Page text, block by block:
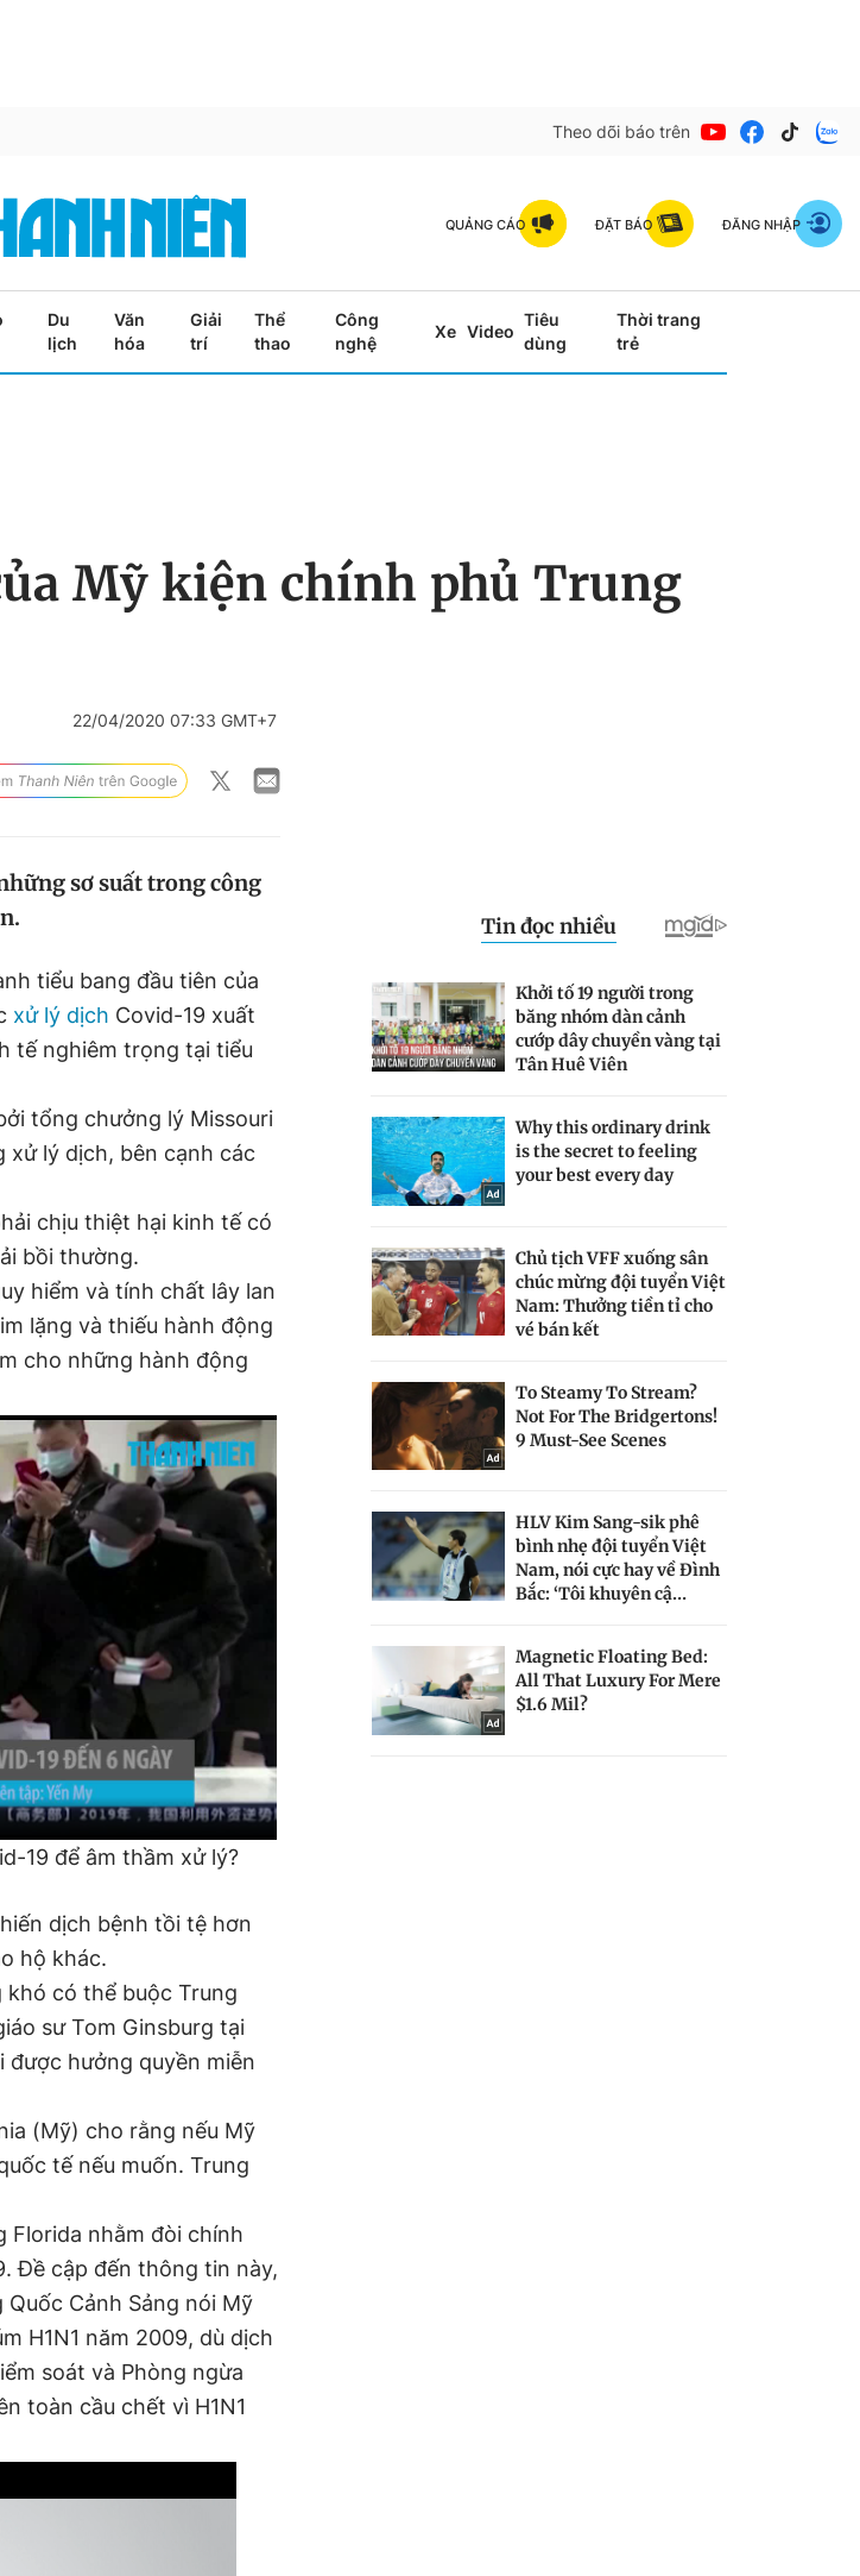
Theo dõi báo trên
QUẢNG CÁO ĐẶT BÁO ĐĂNG NHẬP
Du
lịch
Văn
hóa
Giải
trí
Thể
thao
Công
nghệ
Xe Video
Tiêu
dùng
Thời trang
trẻ
Mỹ kiện chính phủ Trung
22/04/2020 07:33 GMT+7
sơ suất trong công
tiểu bang đầu tiên của
xử lý dịch Covid-19 xuất
tế nghiêm trọng tại tiểu
tổng chưởng lý Missouri
xử lý dịch, bên cạnh các
chịu thiệt hại kinh tế có
bồi thường.
hiểm và tính chất lây lan
lặng và thiếu hành động
cho những hành động
19 để âm thầm xử lý?
dịch bệnh tồi tệ hơn
hộ khác.
khó có thể buộc Trung
sư Tom Ginsburg tại
hưởng quyền miễn
(Mỹ) cho rằng nếu Mỹ
tế nếu muốn. Trung
Florida nhằm đòi chính
Đề cập đến thông tin này,
Cảnh Sảng nói Mỹ
H1N1 năm 2009, dù dịch
soát và Phòng ngừa
toàn cầu chết vì H1N1